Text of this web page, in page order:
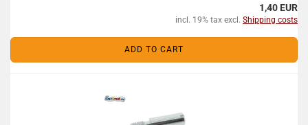
1,40 EUR
incl. 19% tax excl. Shipping costs
ADD TO CART